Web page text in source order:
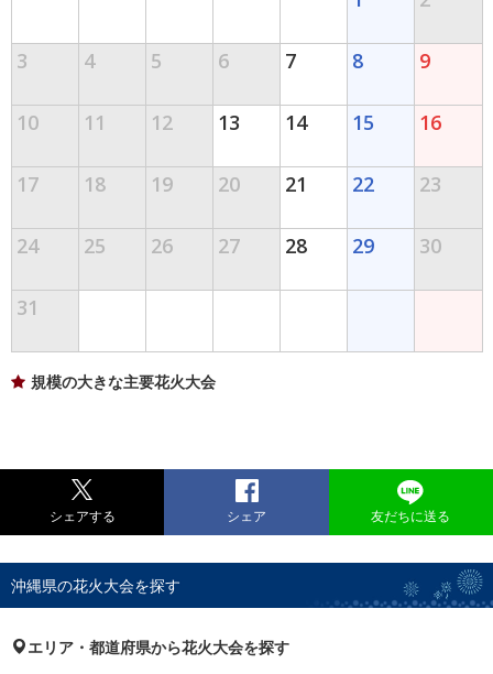
3 4 5 6 7 8 9
10 11 12 13 14 15 16
17 18 19 20 21 22 23
24 25 26 27 28 29 30
31
規模の大きな主要花火大会
シェアする シェア 友だちに送る
沖縄県の花火大会を探す
エリア・都道府県から花火大会を探す